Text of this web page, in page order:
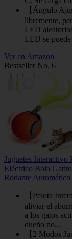
【Ángulo
libremente,
LED
LED se puede
Ver en Amazon
Bestseller No. 6
Juguetes Interactivo
Eléctrico Bola
Rodante
【Pelota
aliviar el
a los gatos
dueño no...
【2 Modos